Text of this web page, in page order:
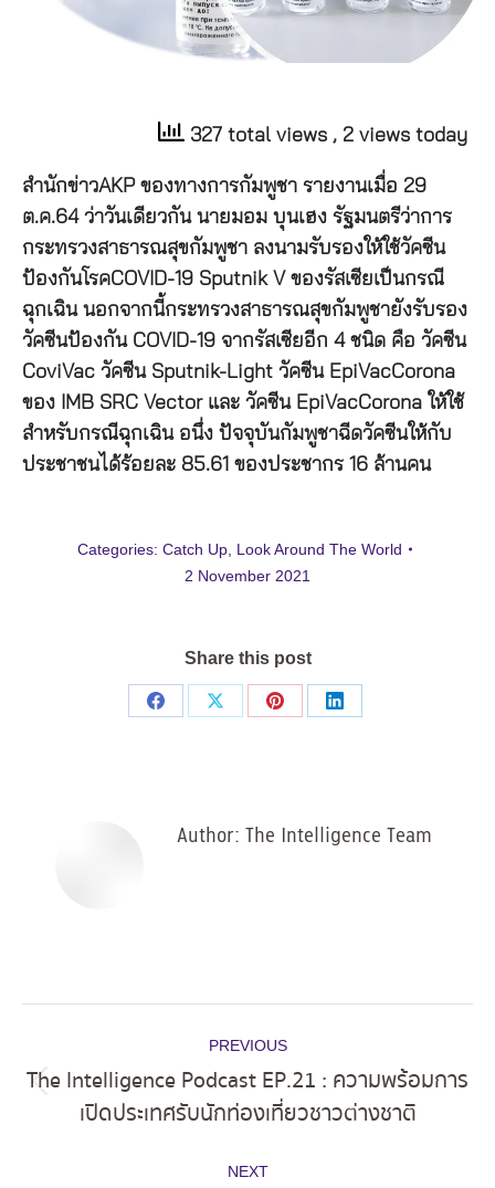
327 total views , 2 views today
สำนักข่าวAKP ของทางการกัมพูชา รายงานเมื่อ 29
ต.ค.64 ว่าวันเดียวกัน นายมอม บุนเฮง รัฐมนตรีว่าการ
กระทรวงสาธารณสุขกัมพูชา ลงนามรับรองให้ใช้วัคซีน
ป้องกันโรคCOVID-19 Sputnik V ของรัสเซียเป็นกรณี
ฉุกเฉิน นอกจากนี้กระทรวงสาธารณสุขกัมพูชายังรับรอง
วัคซีนป้องกัน COVID-19 จากรัสเซียอีก 4 ชนิด คือ วัคซีน
CoviVac วัคซีน Sputnik-Light วัคซีน EpiVacCorona
ของ IMB SRC Vector และ วัคซีน EpiVacCorona ให้ใช้
สำหรับกรณีฉุกเฉิน อนึ่ง ปัจจุบันกัมพูชาฉีดวัคซีนให้กับ
ประชาชนได้ร้อยละ 85.61 ของประชากร 16 ล้านคน
Categories: Catch Up, Look Around The World
2 November 2021
Share this post
Share
Share
Share
Share
Author: The Intelligence Team
navigation
PREVIOUS
Previous
post:
The Intelligence Podcast EP.21 : ความพร้อมการ
เปิดประเทศรับนักท่องเที่ยวชาวต่างชาติ
NEXT